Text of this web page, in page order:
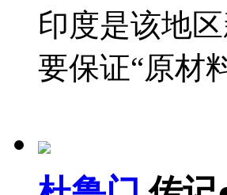
印度是该地
要保证“原材